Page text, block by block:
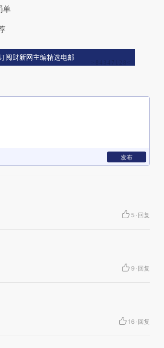
单
阅财新网主编精选电邮
发布
5 · 回复
9 · 回复
16 · 回复